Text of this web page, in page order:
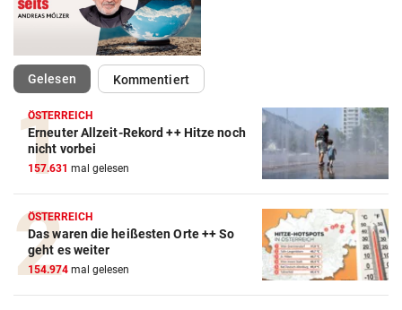
Gelesen(ausgewählt)Kommentiert
ÖSTERREICH
Erneuter Allzeit-Rekord ++ Hitze noch
nicht vorbei
157.631 mal gelesen
ÖSTERREICH
Das waren die heißesten Orte ++ So
geht es weiter
154.974 mal gelesen